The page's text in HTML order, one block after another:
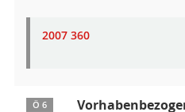
2007 360
Ö 6